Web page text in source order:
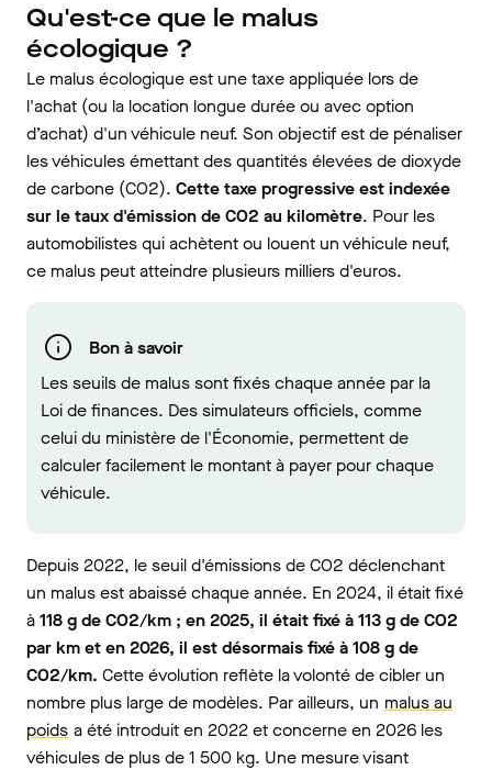
Qu'est-ce que le malus
écologique ?
Le malus écologique est une taxe appliquée lors de
l'achat (ou la location longue durée ou avec option
d’achat) d'un véhicule neuf. Son objectif est de pénaliser
les véhicules émettant des quantités élevées de dioxyde
de carbone (CO2). Cette taxe progressive est indexée
sur le taux d'émission de CO2 au kilomètre. Pour les
automobilistes qui achètent ou louent un véhicule neuf,
ce malus peut atteindre plusieurs milliers d'euros.
Bon à savoir
Les seuils de malus sont fixés chaque année par la
Loi de finances. Des simulateurs officiels, comme
celui du ministère de l'Économie, permettent de
calculer facilement le montant à payer pour chaque
véhicule.
Depuis 2022, le seuil d'émissions de CO2 déclenchant
un malus est abaissé chaque année. En 2024, il était fixé
à118 g de CO2/km ; en 2025, il était fixé à 113 g de CO2
par km et en 2026, il est désormais fixé à 108 g de
CO2/km. Cette évolution reflète la volonté de cibler un
nombre plus large de modèles. Par ailleurs, un malus au
poids a été introduit en 2022 et concerne en 2026 les
véhicules de plus de 1 500 kg. Une mesure visant